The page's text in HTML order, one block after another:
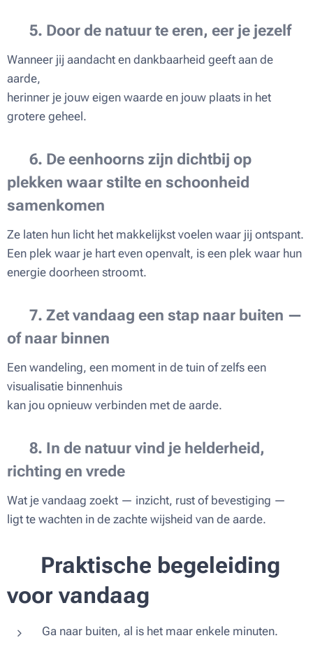
5. Door de natuur te eren, eer je jezelf
Wanneer jij aandacht en dankbaarheid geeft aan de
aarde,
herinner je jouw eigen waarde en jouw plaats in het
grotere geheel.
6. De eenhoorns zijn dichtbij op
plekken waar stilte en schoonheid
samenkomen
Ze laten hun licht het makkelijkst voelen waar jij ontspant.
Een plek waar je hart even openvalt, is een plek waar hun
energie doorheen stroomt.
7. Zet vandaag een stap naar buiten —
of naar binnen
Een wandeling, een moment in de tuin of zelfs een
visualisatie binnenhuis
kan jou opnieuw verbinden met de aarde.
8. In de natuur vind je helderheid,
richting en vrede
Wat je vandaag zoekt — inzicht, rust of bevestiging —
ligt te wachten in de zachte wijsheid van de aarde.
Praktische begeleiding
voor vandaag
Ga naar buiten, al is het maar enkele minuten.